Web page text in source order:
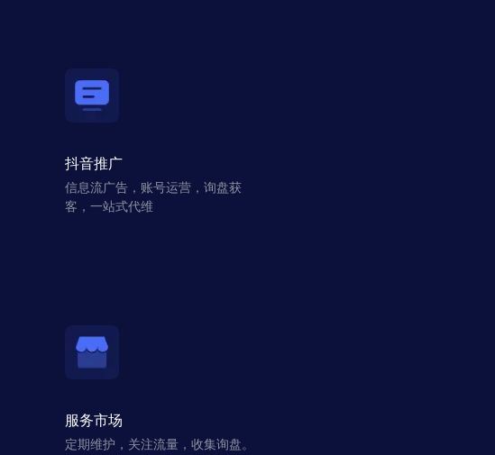
抖音推广
信息流广告，账号运营，询盘获
客，一站式代维
服务市场
定期维护，关注流量，收集询盘。